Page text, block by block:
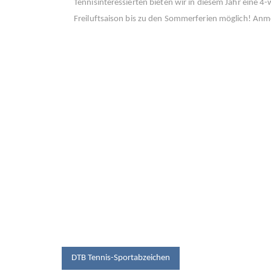
Tennisinteressierten bieten wir in diesem Jahr eine
Freiluftsaison bis zu den Sommerferien möglich!
DTB Tennis-Sportabzeichen